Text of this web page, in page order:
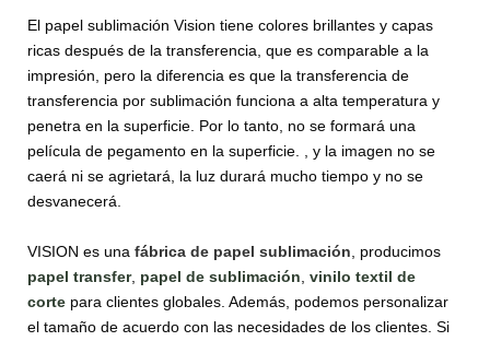
El papel sublimación Vision tiene colores brillantes y capas
ricas después de la transferencia, que es comparable a la
impresión, pero la diferencia es que la transferencia de
transferencia por sublimación funciona a alta temperatura y
penetra en la superficie. Por lo tanto, no se formará una
película de pegamento en la superficie. , y la imagen no se
caerá ni se agrietará, la luz durará mucho tiempo y no se
desvanecerá.
VISION es una fábrica de papel sublimación , producimos
papel transfer, papel de sublimación vinilo textil de
corte para clientes globales. Además, podemos personalizar
el tamaño de acuerdo con las necesidades de los clientes. Si